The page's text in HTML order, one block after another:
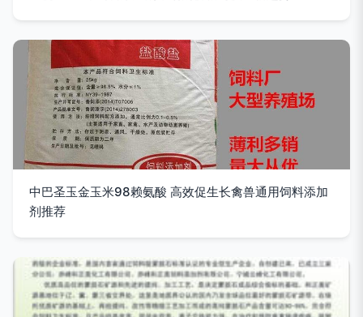
中巴圣玉金玉米98赖氨酸 高效促生长禽兽通用饲料添加
剂推荐